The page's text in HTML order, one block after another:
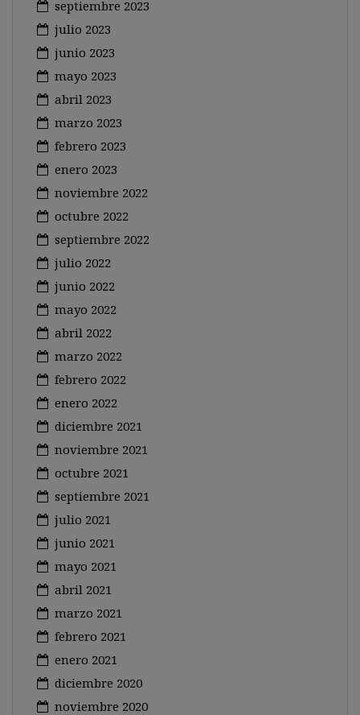
septiembre 2023
julio 2023
junio 2023
mayo 2023
abril 2023
marzo 2023
febrero 2023
enero 2023
noviembre 2022
octubre 2022
septiembre 2022
julio 2022
junio 2022
mayo 2022
abril 2022
marzo 2022
febrero 2022
enero 2022
diciembre 2021
noviembre 2021
octubre 2021
septiembre 2021
julio 2021
junio 2021
mayo 2021
abril 2021
marzo 2021
febrero 2021
enero 2021
diciembre 2020
noviembre 2020